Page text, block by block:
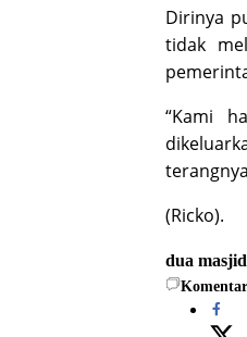
Dirinya
tidak
“Kami
(Ricko).
dua masjid
Komentar